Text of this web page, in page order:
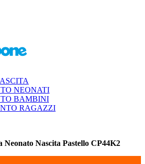
NEONATI
BAMBINI
RAGAZZI
Neonato Nascita Pastello CP44K2